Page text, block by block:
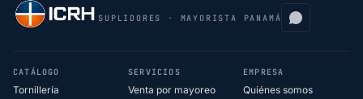
SUPLIDORES · MAYORISTA PANAMÁ
CATÁLOGO
Tornillería
SERVICIOS
Venta por mayoreo
EMPRESA
Quiénes somos